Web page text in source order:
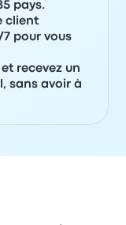
pays.
client
pour vous
recevez un
sans avoir à